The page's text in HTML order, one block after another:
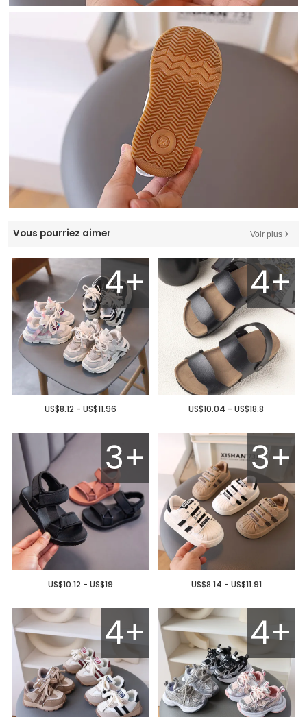
Vous pourriez aimer Voir plus
4+
US$8.12 - US$11.96
4+
US$10.04 - US$18.8
3+
US$10.12 - US$19
3+
US$8.14 - US$11.91
4+ 4+